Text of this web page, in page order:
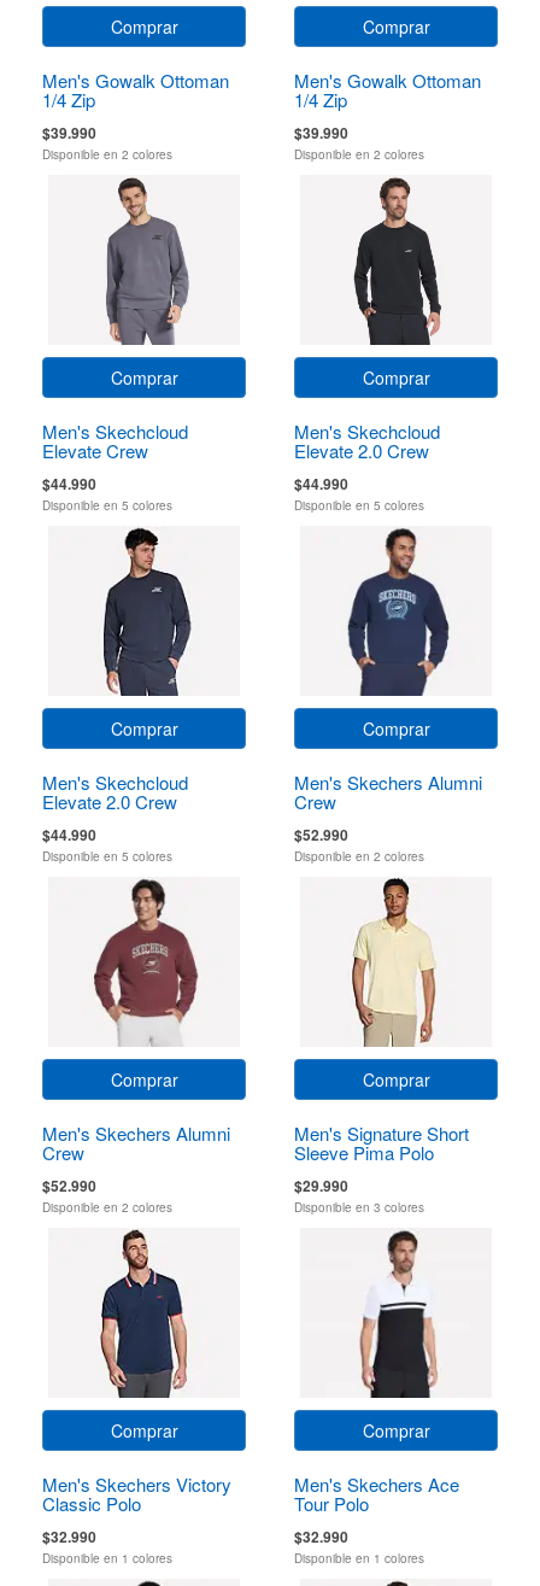
Comprar
Men's Gowalk Ottoman
1/4 Zip
$39.990
Disponible en 2 colores
Comprar
Men's Gowalk Ottoman
1/4 Zip
$39.990
Disponible en 2 colores
Comprar
Men's Skechcloud
Elevate Crew
$44.990
Disponible en 5 colores
Comprar
Men's Skechcloud
Elevate 2.0 Crew
$44.990
Disponible en 5 colores
Comprar
Men's Skechcloud
Elevate 2.0 Crew
$44.990
Disponible en 5 colores
Comprar
Men's Skechers Alumni
Crew
$52.990
Disponible en 2 colores
Comprar
Men's Skechers Alumni
Crew
$52.990
Disponible en 2 colores
Comprar
Men's Signature Short
Sleeve Pima Polo
$29.990
Disponible en 3 colores
Comprar
Men's Skechers Victory
Classic Polo
$32.990
Disponible en 1 colores
Comprar
Men's Skechers Ace
Tour Polo
$32.990
Disponible en 1 colores